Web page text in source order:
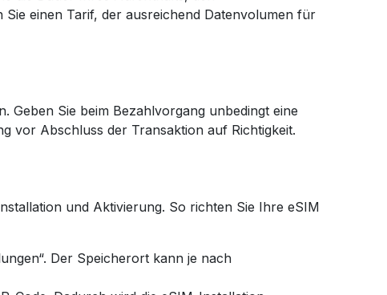
einen Tarif, der ausreichend Datenvolumen für
Geben Sie beim Bezahlvorgang unbedingt eine
vor Abschluss der Transaktion auf Richtigkeit.
und Aktivierung. So richten Sie Ihre eSIM
Der Speicherort kann je nach